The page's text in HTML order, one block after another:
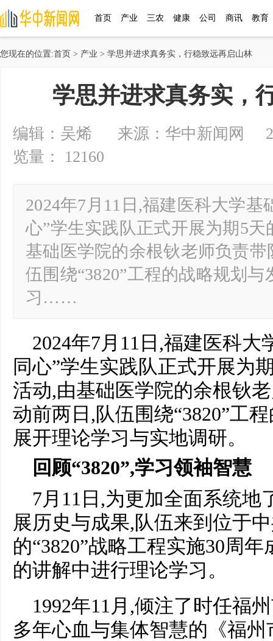
首页 产业 三农 健康 公司 商讯 教育
您现在的位置:首页 > 产业 > 学思并进求真务实，行稳致远再启山林
学思并进求真务实，
编辑：吴烯 来源：华中新闻网
览量： 12160
2024年7月11日,福建医科大学基
心”学生实践队正式开展为期5
基础医学院的余根钬老师负责
伍围绕“3820”工程的战略规划
习……
2024年7月11日,福建医科大
同心”学生实践队正式开展为
活动,由基础医学院的余根钬
动前两日,队伍围绕“3820”工
展开理论学习与实地调研。
回 顾“3820”,学习领袖智慧
7月11日,为更加全面系统地
展历史与成果,队伍来到位于
的“3820”战略工程实施30周
的讲解中进行理论学习。
1992年11月,倾注了时任福
多年心血与集体智慧的《福